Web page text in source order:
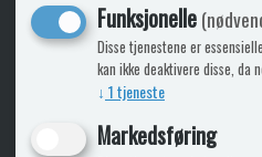
Funksjonelle
Disse tjenestene er
kan ikke deaktivere disse, da
↓ 1tjeneste
Markedsføring